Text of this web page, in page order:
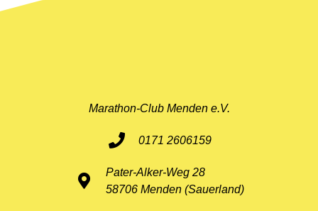
Marathon-Club Menden e.V.
0171 2606159
Pater-Alker-Weg 28
58706 Menden (Sauerland)